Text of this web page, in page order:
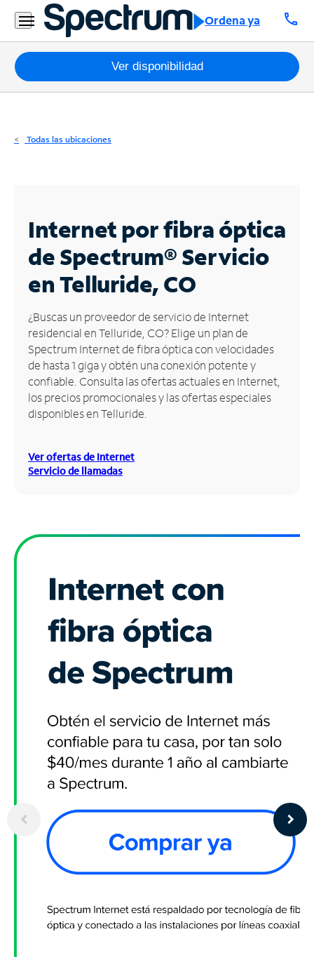
Ordena ya call
Residencial
Business
Paquetes
Internet
Business
Contáctanos
Inglés
Administrar
cuenta
Encuentra
una
tienda
Ver disponibilidad
Todas las ubicaciones
Internet por fibra óptica
de Spectrum®Servicio
en Telluride, CO
¿Buscas un proveedor de servicio de Internet
residencial en Telluride, CO? Elige un plan de
Spectrum Internet de fibra óptica con velocidades
de hasta 1 giga y obtén una conexión potente y
confiable. Consulta las ofertas actuales en Internet,
los precios promocionales y las ofertas especiales
disponibles en Telluride.
Ver ofertas de Internet
Servicio de llamadas